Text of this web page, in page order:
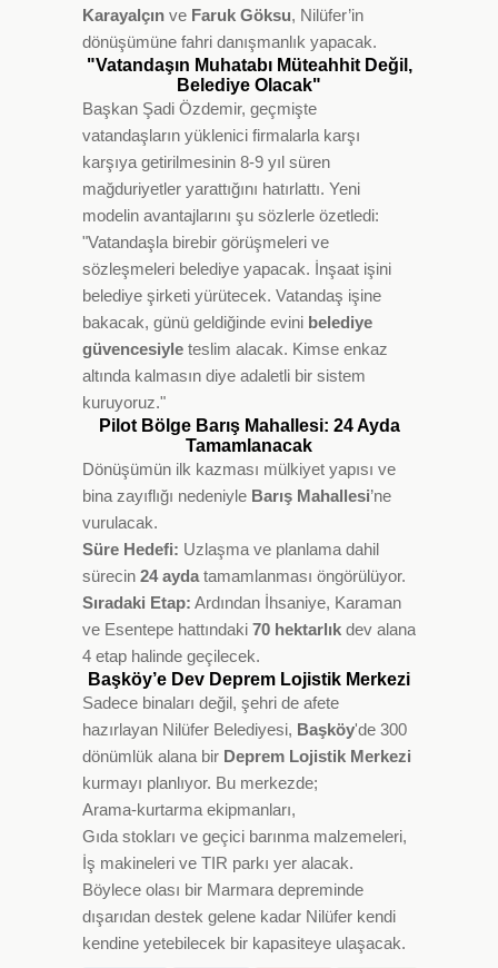
Karayalçın ve Faruk Göksu, Nilüfer’in
dönüşümüne fahri danışmanlık yapacak.
"Vatandaşın Muhatabı Müteahhit Değil,
Belediye Olacak"
Başkan Şadi Özdemir, geçmişte
vatandaşların yüklenici firmalarla karşı
karşıya getirilmesinin 8-9 yıl süren
mağduriyetler yarattığını hatırlattı. Yeni
modelin avantajlarını şu sözlerle özetledi:
"Vatandaşla birebir görüşmeleri ve
sözleşmeleri belediye yapacak. İnşaat işini
belediye şirketi yürütecek. Vatandaş işine
bakacak, günü geldiğinde evini belediye
güvencesiyle teslim alacak. Kimse enkaz
altında kalmasın diye adaletli bir sistem
kuruyoruz."
Pilot Bölge Barış Mahallesi: 24 Ayda
Tamamlanacak
Dönüşümün ilk kazması mülkiyet yapısı ve
bina zayıflığı nedeniyle Barış Mahallesi’ne
vurulacak.
Süre Hedefi: Uzlaşma ve planlama dahil
sürecin 24 ayda tamamlanması öngörülüyor.
Sıradaki Etap: Ardından İhsaniye, Karaman
ve Esentepe hattındaki 70 hektarlık dev alana
4 etap halinde geçilecek.
Başköy’e Dev Deprem Lojistik Merkezi
Sadece binaları değil, şehri de afete
hazırlayan Nilüfer Belediyesi, Başköy'de 300
dönümlük alana bir Deprem Lojistik Merkezi
kurmayı planlıyor. Bu merkezde;
Arama-kurtarma ekipmanları,
Gıda stokları ve geçici barınma malzemeleri,
İş makineleri ve TIR parkı yer alacak.
Böylece olası bir Marmara depreminde
dışarıdan destek gelene kadar Nilüfer kendi
kendine yetebilecek bir kapasiteye ulaşacak.